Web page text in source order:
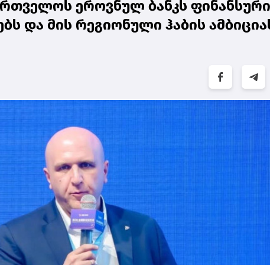
ეროვნულ ბანკს ფინანსური
და მის რეგიონული ჰაბის